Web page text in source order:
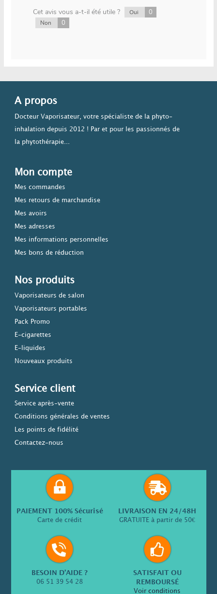
Cet avis vous a-t-il été utile ?
Oui 0
Non 0
A propos
Docteur Vaporisateur, votre spécialiste de la phyto-
inhalation depuis 2012 ! Par et pour les passionnés de
la phytothérapie...
Mon compte
Mes commandes
Mes retours de marchandise
Mes avoirs
Mes adresses
Mes informations personnelles
Mes bons de réduction
Nos produits
Vaporisateurs de salon
Vaporisateurs portables
Pack Promo
E-cigarettes
E-liquides
Nouveaux produits
Service client
Service après-vente
Conditions générales de ventes
Les points de fidélité
Contactez-nous
PAIEMENT 100% Sécurisé
Carte de crédit
LIVRAISON EN 24/48H
GRATUITE à partir de 50€
BESOIN D’AIDE ?
06 51 39 54 28
SATISFAIT OU
REMBOURSÉ
Voir conditions